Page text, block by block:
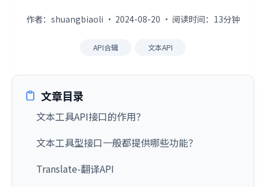
作者：shuangbiaoli · 2024-08-20 · 阅读时间：13分钟
API合辑 文本API
文章目录
文本工具API接口的作用？
文本工具型接口一般都提供哪些功能？
Translate-翻译API